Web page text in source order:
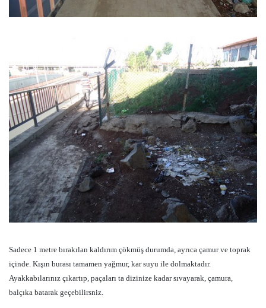
Sadece 1 metre bırakılan kaldırım çökmüş durumda, ayrıca çamur ve toprak
içinde. Kışın burası tamamen yağmur, kar suyu ile dolmaktadır.
Ayakkabılarınız çıkartıp, paçaları ta dizinize kadar sıvayarak, çamura,
balçıka batarak geçebilirsniz.